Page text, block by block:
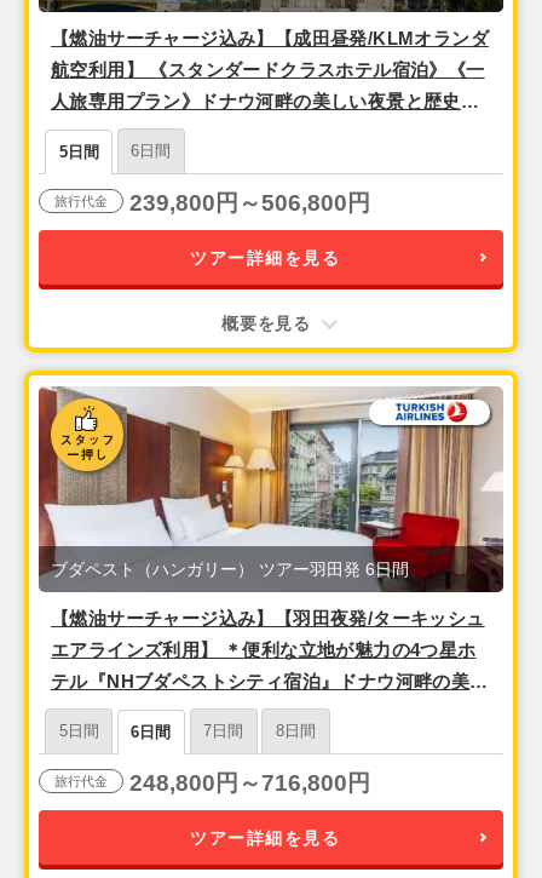
【燃油サーチャージ込み】【成田昼発/KLMオランダ
航空利用】 《スタンダードクラスホテル宿泊》《一
人旅専用プラン》ドナウ河畔の美しい夜景と歴史を
楽しむ「ブダペスト」3泊5日
5日間 6日間
旅行代金 239,800円～506,800円
ツアー詳細を見る
概要を見る
【燃油サーチャージ込み】【羽田夜発/ターキッシュ
エアラインズ利用】 ＊便利な立地が魅力の4つ星ホ
テル『NHブダペストシティ宿泊』ドナウ河畔の美し
い夜景と歴史を楽しむ「ブダペスト」3泊6日
ブダペスト（ハンガリー） ツアー羽田発 6日間
5日間 6日間 7日間 8日間
旅行代金 248,800円～716,800円
ツアー詳細を見る